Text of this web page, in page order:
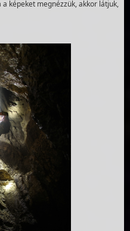
képeket megnézzük, akkor látjuk,